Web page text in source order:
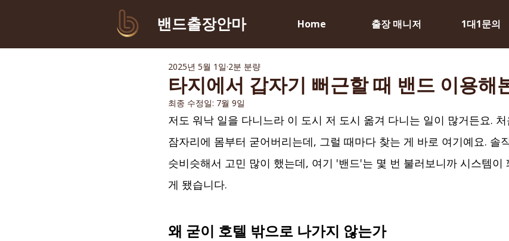
​밴드출장안마 Home 출장 매니저 1대1문의
타지에서 갑자기 뻐근할 때 밴드 이용해
2025년 5월 1일 2분 분량
최종 수정일: 7월 9일
저도 워낙 일을 다니느라 이 도시 저 도시 옮겨 다니는 일이 많거든요.
잠자리에 몸부터 굳어버리는데, 그럴 때마다 찾는 게 바로 여기예요. 솔
슷비슷해서 고민 많이 했는데, 여기 '밴드'는 몇 번 불러보니까 시스템이
게 됐습니다.
왜 굳이 호텔 밖으로 나가지 않는가